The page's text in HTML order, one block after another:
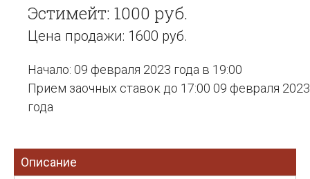
Эстимейт: 1000 руб.
Цена продажи: 1600 руб.
Начало: 09 февраля 2023 года в 19:00
Прием заочных ставок до 17:00 09 февраля 2023
года
Описание